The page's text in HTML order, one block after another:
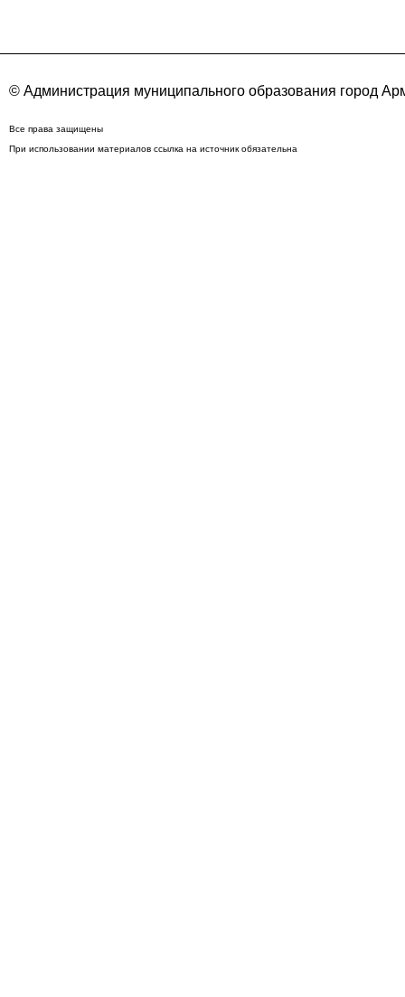
© Администрация муниципального образования город
Все права защищены
При использовании материалов ссылка на источник обязательна